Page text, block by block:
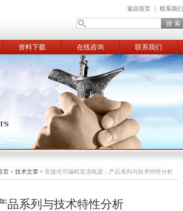
返回首页 联系我们
资料下载 在线咨询 联系我们
页 > 技术文章 > 安捷伦可编程直流电源：产品系列与技术特性分析
品系列与技术特性分析